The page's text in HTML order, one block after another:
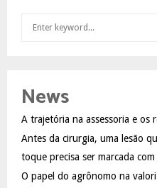
h
o
r
:
News
A trajetória na assessoria e os
Antes da cirurgia, uma lesão
toque precisa ser marcada com
O papel do agrônomo na